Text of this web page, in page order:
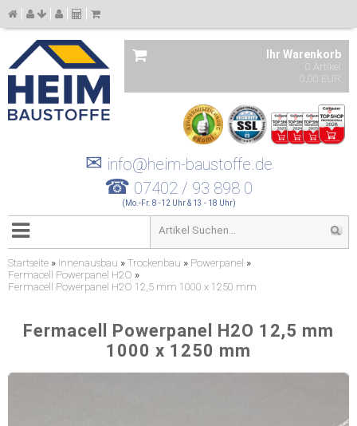
Ihr Warenkorb
0 Artikel
0,00 EUR
✉ info@heim-baustoffe.de
☎ 07402 / 93 898 0
(Mo.-Fr. 8 -12 Uhr & 13 - 18 Uhr)
Startseite » Innenausbau » Trockenbau » Powerpanel »
Fermacell Powerpanel H2O »
Fermacell Powerpanel H2O 12,5 mm 1000 x 1250 mm
Fermacell Powerpanel H2O 12,5 mm
1000 x 1250 mm